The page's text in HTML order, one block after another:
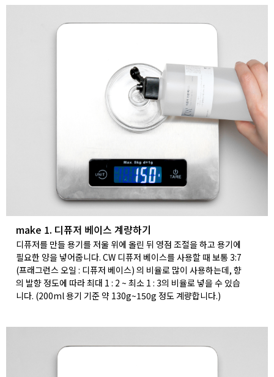
make 1. 디퓨저 베이스 계량하기
디퓨저를 만들 용기를 저울 위에 올린 뒤 영점 조절을 하고 용기에
필요한 양을 넣어줍니다. CW 디퓨저 베이스를 사용할 때 보통 3:7
(프래그런스 오일 : 디퓨저 베이스) 의 비율로 많이 사용하는데, 향
의 발향 정도에 따라 최대 1 : 2 ~ 최소 1 : 3의 비율로 넣을 수 있습
니다. (200ml 용기 기준 약 130g~150g 정도 계량합니다.)